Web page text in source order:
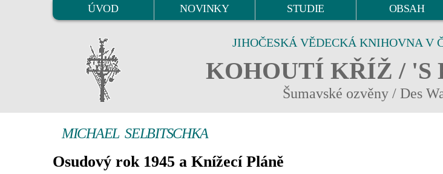
ÚVOD NOVINKY STUDIE OBSAH
JIHOČESKÁ VĚDECKÁ KNIHOVNA V
KOHOUTÍ KŘÍŽ / 'S
Šumavské ozvěny / Des
MICHAEL SELBITSCHKA
Osudový rok 1945 a Knížecí Pláně